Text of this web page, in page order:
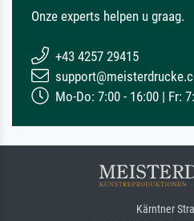
Onze experts helpen u graag.
+43 4257 29415
Mo-Do: 7:00 - 16:00 | Fr:
Kärntner